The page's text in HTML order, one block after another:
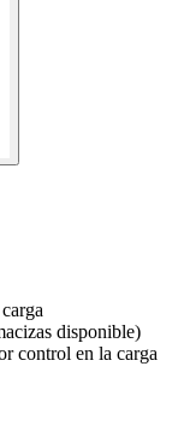
disponible)
control en la carga